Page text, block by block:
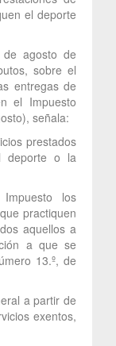
el deporte
agosto de
sobre el
entregas de
el Impuesto
señala:
prestados
deporte o la
los
practiquen
aquellos a
a que se
13.º, de
a partir de
exentos,